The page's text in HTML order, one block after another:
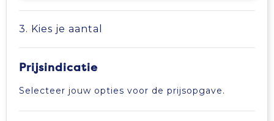
Toilettassen
Waterbestendige tassen
3. Kies je aantal
Prijsindicatie
Selecteer jouw opties voor de prijsopgave.